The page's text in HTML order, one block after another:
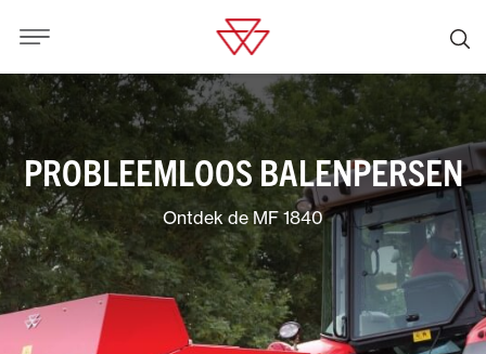
PROBLEEMLOOS BALENPERSEN
Ontdek de MF 1840